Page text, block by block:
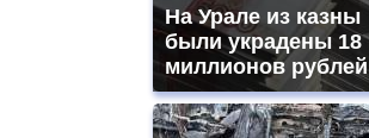
На Урале из казны
были украдены 18
миллионов рублей